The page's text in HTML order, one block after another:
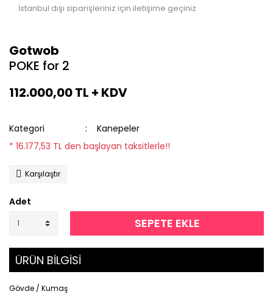
İstanbul dışı siparişleriniz için iletişime geçiniz
Gotwob
POKE for 2
112.000,00 TL + KDV
Kategori
Kanepeler
* 16.177,53 TL den başlayan taksitlerle!!
Karşılaştır
Adet
SEPETE EKLE
ÜRÜN BİLGİSİ
Gövde / Kumaş